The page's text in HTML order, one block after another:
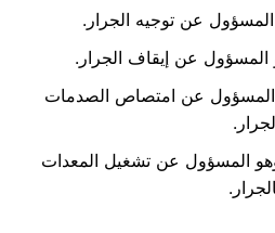
عن توجيه الجرار.
المسؤول عن إيقاف الجرار.
المسؤول عن امتصاص الصدمات
المسؤول عن تشغيل المعدات